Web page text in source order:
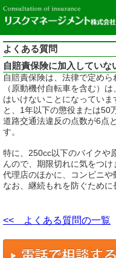
よくある質問
自賠責保険に加入していな
自賠責保険は、法律で定め
（原動機付自転車を含む）
はいけないことになってい
と、1年以下の懲役または50
道路交通法違反の点数が6点
す。
特に、250cc以下のバイクや
んので、期限切れに気をつ
代理店のほかに、コンビニや
なお、継続もれを防ぐために
<< よくある質問の一覧